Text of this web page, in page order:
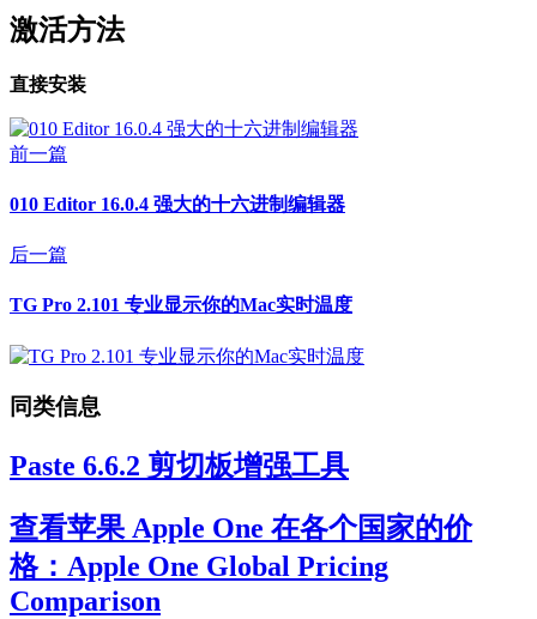
激活方法
直接安装
前一篇
010 Editor 16.0.4 强大的十六进制编辑器
后一篇
TG Pro 2.101 专业显示你的Mac实时温度
同类信息
Paste 6.6.2 剪切板增强工具
查看苹果 Apple One 在各个国家的价
格：Apple One Global Pricing
Comparison